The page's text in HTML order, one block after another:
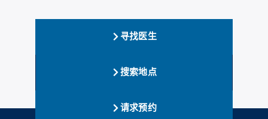
寻找医生
搜索地点
请求预约